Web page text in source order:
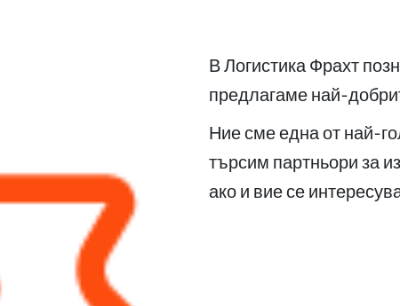
В Логистика Фрахт
предлагаме най-
Ние сме една от най-
търсим партньори за
ако и вие се